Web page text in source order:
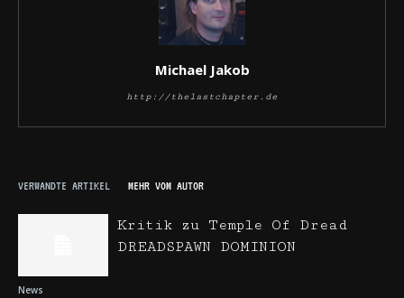
Michael Jakob
http://thelastchapter.de
VERWANDTE ARTIKEL MEHR VOM AUTOR
News
Kritik zu Temple Of Dread
DREADSPAWN DOMINION